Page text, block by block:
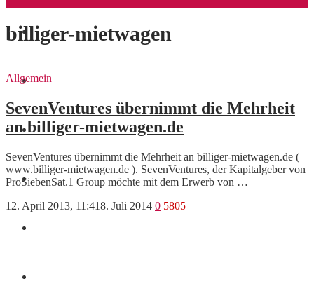
Allgemein
Startups
News
Finanzen
billiger-mietwagen
Allgemein
SevenVentures übernimmt die Mehrheit
an billiger-mietwagen.de
SevenVentures übernimmt die Mehrheit an billiger-mietwagen.de (
www.billiger-mietwagen.de ). SevenVentures, der Kapitalgeber von
ProSiebenSat.1 Group möchte mit dem Erwerb von …
12. April 2013, 11:418. Juli 2014 0 5805